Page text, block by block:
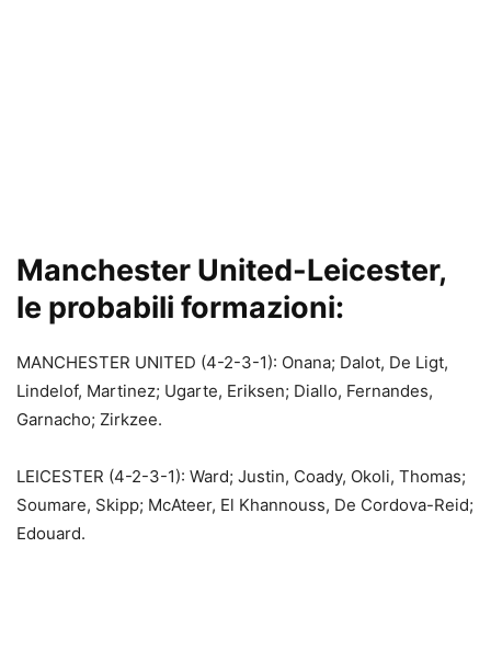
Manchester United-Leicester,
le probabili formazioni:
MANCHESTER UNITED (4-2-3-1): Onana; Dalot, De Ligt,
Lindelof, Martinez; Ugarte, Eriksen; Diallo, Fernandes,
Garnacho; Zirkzee.
LEICESTER (4-2-3-1): Ward; Justin, Coady, Okoli, Thomas;
Soumare, Skipp; McAteer, El Khannouss, De Cordova-Reid;
Edouard.